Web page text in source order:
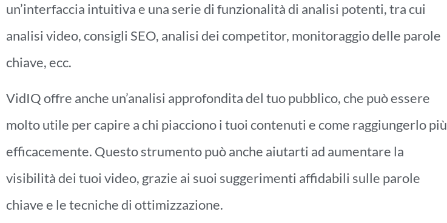
un’interfaccia intuitiva e una serie di funzionalità di analisi potenti, tra cui
analisi video, consigli SEO, analisi dei competitor, monitoraggio delle parole
chiave, ecc.
VidIQ offre anche un’analisi approfondita del tuo pubblico, che può essere
molto utile per capire a chi piacciono i tuoi contenuti e come raggiungerlo più
efficacemente. Questo strumento può anche aiutarti ad aumentare la
visibilità dei tuoi video, grazie ai suoi suggerimenti affidabili sulle parole
chiave e le tecniche di ottimizzazione.